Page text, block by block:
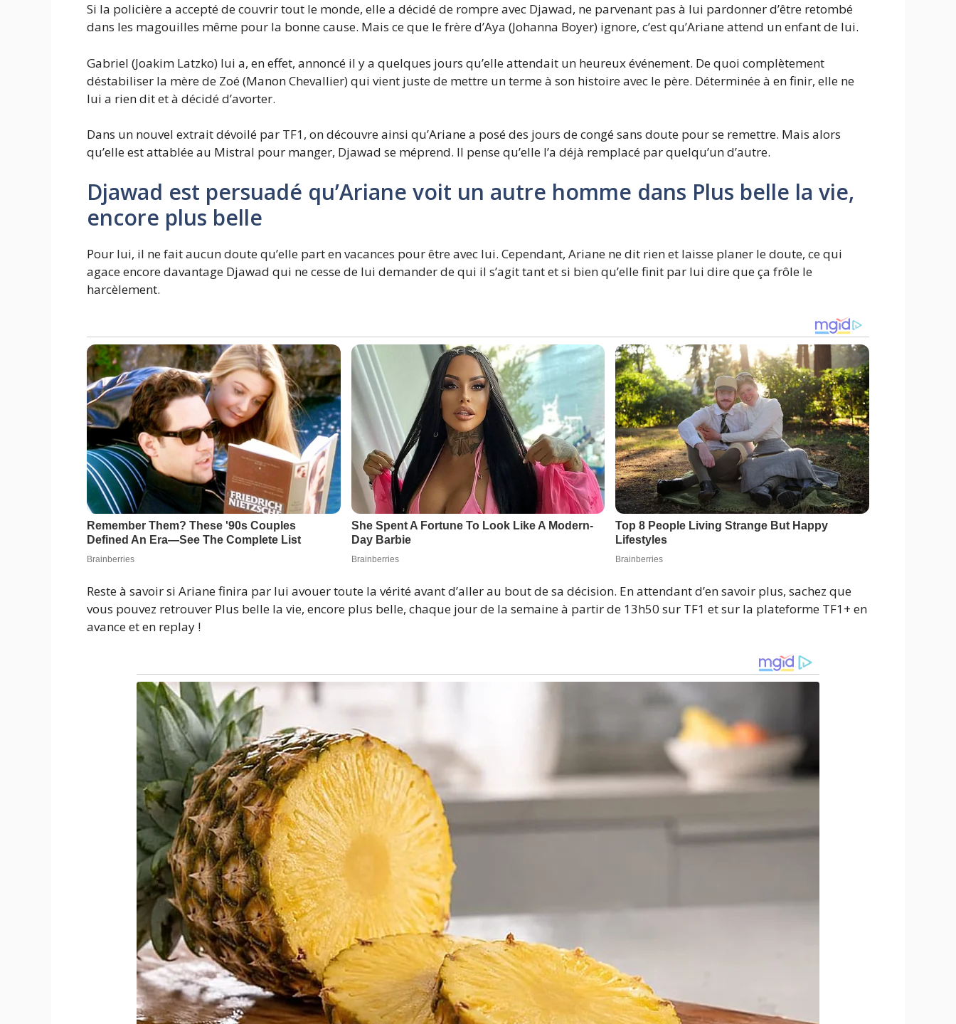
Si la policière a accepté de couvrir tout le monde, elle a décidé de rompre avec Djawad, ne parvenant pas à lui pardonner d’être retombé
dans les magouilles même pour la bonne cause. Mais ce que le frère d’Aya (Johanna Boyer) ignore, c’est qu’Ariane attend un enfant de lui.
Gabriel (Joakim Latzko) lui a, en effet, annoncé il y a quelques jours qu’elle attendait un heureux événement. De quoi complètement
déstabiliser la mère de Zoé (Manon Chevallier) qui vient juste de mettre un terme à son histoire avec le père. Déterminée à en finir, elle ne
lui a rien dit et à décidé d’avorter.
Dans un nouvel extrait dévoilé par TF1, on découvre ainsi qu’Ariane a posé des jours de congé sans doute pour se remettre. Mais alors
qu’elle est attablée au Mistral pour manger, Djawad se méprend. Il pense qu’elle l’a déjà remplacé par quelqu’un d’autre.
Djawad est persuadé qu’Ariane voit un autre homme dans Plus belle la vie,
encore plus belle
Pour lui, il ne fait aucun doute qu’elle part en vacances pour être avec lui. Cependant, Ariane ne dit rien et laisse planer le doute, ce qui
agace encore davantage Djawad qui ne cesse de lui demander de qui il s’agit tant et si bien qu’elle finit par lui dire que ça frôle le
harcèlement.
Reste à savoir si Ariane finira par lui avouer toute la vérité avant d’aller au bout de sa décision. En attendant d’en savoir plus, sachez que
vous pouvez retrouver Plus belle la vie, encore plus belle, chaque jour de la semaine à partir de 13h50 sur TF1 et sur la plateforme TF1+ en
avance et en replay !